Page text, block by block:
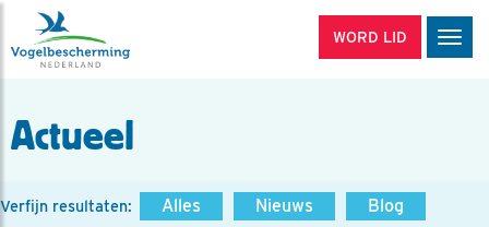
WORD LID
Actueel
Verfijn resultaten: Alles Nieuws
Blog